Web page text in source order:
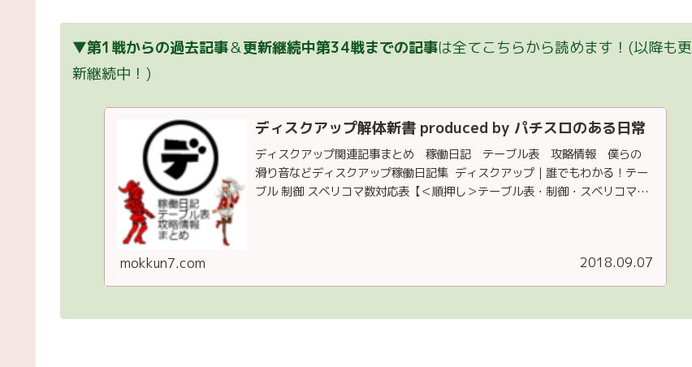
▼第1戦からの過去記事＆更新継続中第34戦までの記事は全てこちらから読めます！(以降も更
新継続中！)
ディスクアップ解体新書 produced by パチスロのある日常
ディスクアップ関連記事まとめ 稼働日記 テーブル表 攻略情報 僕らの
滑り音などディスクアップ稼働日記集 ディスクアップ｜誰でもわかる！テー
ブル 制御 スベリコマ数対応表【＜順押し＞テーブル表・制御・スベリコマ
mokkun7.com 2018.09.07